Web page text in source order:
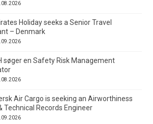
Holiday seeks a Senior Travel
– Denmark
søger en Safety Risk Management
Air Cargo is seeking an Airworthiness
Technical Records Engineer